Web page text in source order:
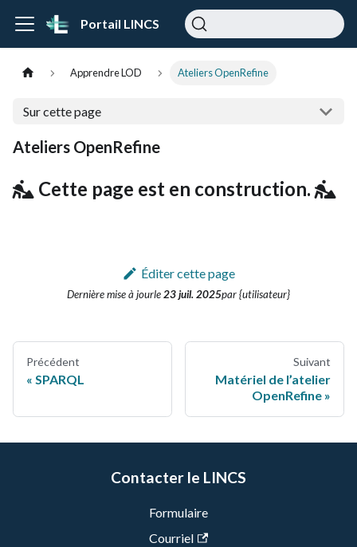
Portail LINCS
Apprendre LOD Ateliers OpenRefine
Sur cette page
Ateliers OpenRefine
Cette page est en construction.
Éditer cette page
Dernière mise à jourle23 juil. 2025par {utilisateur}
Précédent
SPARQL
Suivant
Matériel de l’atelier
OpenRefine
Contacter le LINCS
Formulaire
Courriel